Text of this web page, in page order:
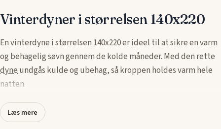
Vinterdyner i størrelsen 140x220
En vinterdyne i størrelsen 140x220 er ideel til at sikre en varm
og behagelig søvn gennem de kolde måneder. Med den rette
dyneundgås kulde og ubehag, så kroppen holdes varm hele
natten.
Mærker som
vinterdyner med høj kvalitet og materialer, der sikrer optimal
Læs mere